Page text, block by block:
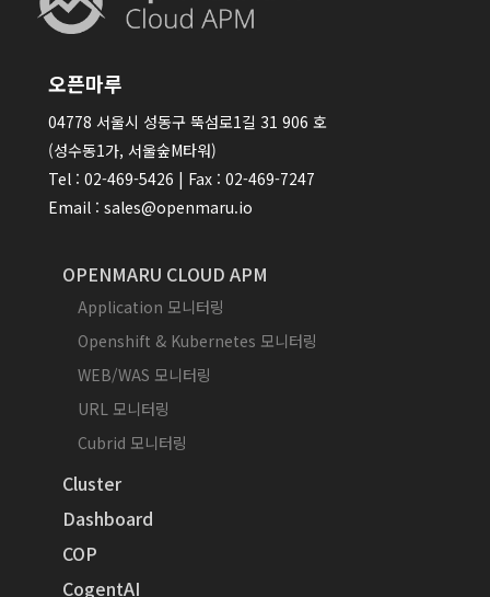
오픈마루
04778 서울시 성동구 뚝섬로1길 31 906 호
(성수동1가, 서울숲M타워)
Tel : 02-469-5426 | Fax : 02-469-7247
Email : sales@openmaru.io
OPENMARU CLOUD APM
Application 모니터링
Openshift & Kubernetes 모니터링
WEB/WAS 모니터링
URL 모니터링
Cubrid 모니터링
Cluster
Dashboard
COP
CogentAI